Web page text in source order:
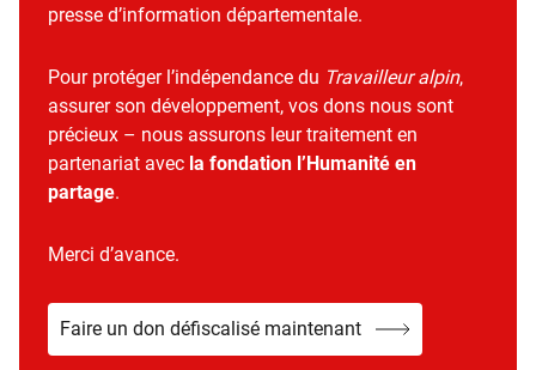
presse d’information départementale.
Pour protéger l’indépendance du Travailleur alpin,
assurer son développement, vos dons nous sont
précieux – nous assurons leur traitement en
partenariat avec la fondation l’Humanité en
partage.
Merci d’avance.
Faire un don défiscalisé maintenant